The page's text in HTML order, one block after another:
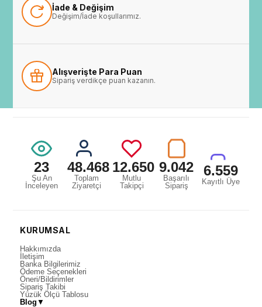
İade & Değişim
Değişim/İade koşullarımız.
Alışverişte Para Puan
Sipariş verdikçe puan kazanın.
23
Şu An
İnceleyen
48.468
Toplam
Ziyaretçi
12.650
Mutlu
Takipçi
9.042
Başarılı
Sipariş
6.559
Kayıtlı Üye
KURUMSAL
Hakkımızda
İletişim
Banka Bilgilerimiz
Ödeme Seçenekleri
Öneri/Bildirimler
Sipariş Takibi
Yüzük Ölçü Tablosu
Blog ▼